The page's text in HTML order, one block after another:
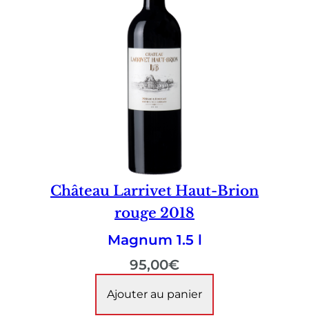
Château Larrivet Haut-Brion
rouge 2018
Magnum 1.5 l
95,00€
Ajouter au panier